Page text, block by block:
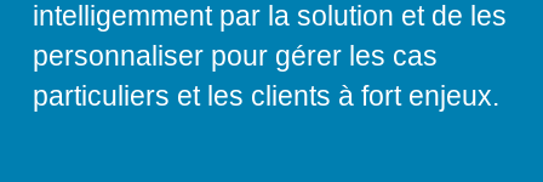
intelligemment par la solution et de les
personnaliser pour gérer les cas
particuliers et les clients à fort enjeux.